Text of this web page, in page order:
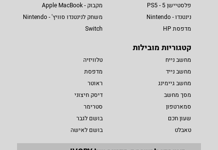
פלסטיישן 5 - PS5
נינטנדו - Nintendo
מדפסת HP
מקבוק - Apple MacBook
משחק לנינטנדו סוויץ' - Nintendo
Switch
קטגוריות מובילות
מחשב נייח
מחשב נייד
מחשב גיימינג
מסך מחשב
סמארטפון
שעון חכם
טאבלט
טלוויזיה
מדפסת
ראוטר
דיסק חיצוני
סטרימר
בושם לגבר
בושם לאישה